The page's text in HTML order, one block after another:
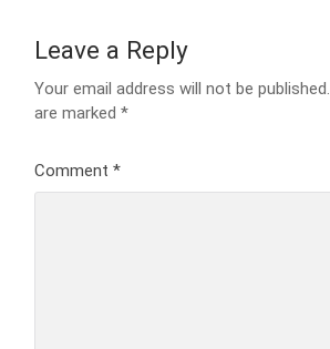
Leave a Reply
Your email address will not be published.
are marked*
Comment*